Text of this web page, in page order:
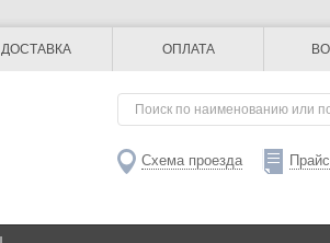
ДОСТАВКА ОПЛАТА
Схема проезда